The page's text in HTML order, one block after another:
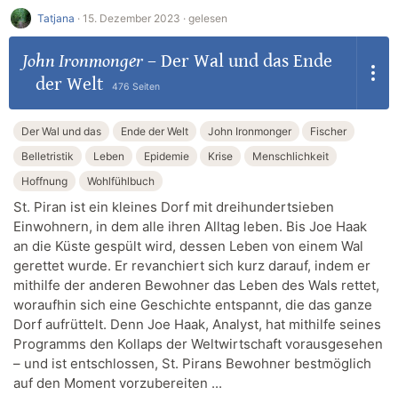
Tatjana · 15. Dezember 2023 · gelesen
John Ironmonger– Der Wal und das Ende
der Welt
476 Seiten
Der Wal und das Ende der Welt John Ironmonger
Fischer
Belletristik
Leben Epidemie Krise
Menschlichkeit
Hoffnung
Wohlfühlbuch
St. Piran ist ein kleines Dorf mit dreihundertsieben
Einwohnern, in dem alle ihren Alltag leben. Bis Joe Haak
an die Küste gespült wird, dessen Leben von einem Wal
gerettet wurde. Er revanchiert sich kurz darauf, indem er
mithilfe der anderen Bewohner das Leben des Wals rettet,
woraufhin sich eine Geschichte entspannt, die das ganze
Dorf aufrüttelt. Denn Joe Haak, Analyst, hat mithilfe seines
Programms den Kollaps der Weltwirtschaft vorausgesehen
– und ist entschlossen, St. Pirans Bewohner bestmöglich
auf den Moment vorzubereiten ...